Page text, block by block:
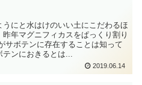
にと水はけのいい土にこだわるほ
年マグニフィカスをぱっくり割り
サボテンに存在することは知って
ンにおきるとは...
2019.06.14